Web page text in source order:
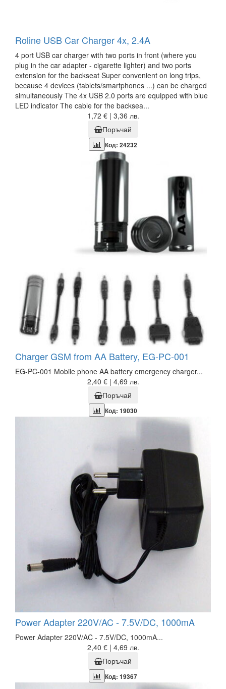
Roline USB Car Charger 4x, 2.4A
4 port USB car charger with two ports in front (where you
plug in the car adapter - cigarette lighter) and two ports
extension for the backseat Super convenient on long trips,
because 4 devices (tablets/smartphones ...) can be charged
simultaneously The 4x USB 2.0 ports are equipped with blue
LED indicator The cable for the backsea...
1,72 € | 3,36 лв.
Поръчай
Код: 24232
Charger GSM from AA Battery, EG-PC-001
EG-PC-001 Mobile phone AA battery emergency charger...
2,40 € | 4,69 лв.
Поръчай
Код: 19030
Power Adapter 220V/AC - 7.5V/DC, 1000mA
Power Adapter 220V/AC - 7.5V/DC, 1000mA...
2,40 € | 4,69 лв.
Поръчай
Код: 19367